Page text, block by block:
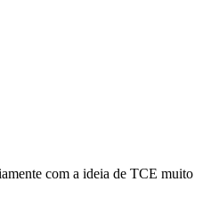
com a ideia de TCE muito